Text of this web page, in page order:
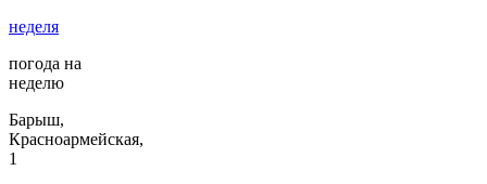
неделя
погода на
неделю
Барыш,
Красноармейская,
1